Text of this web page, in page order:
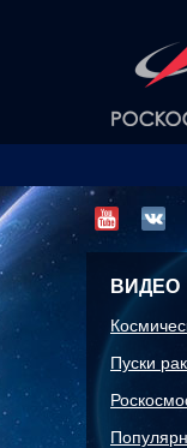
Пуски